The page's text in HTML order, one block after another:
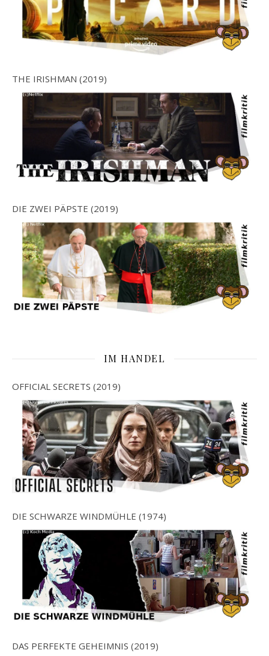
THE IRISHMAN (2019)
DIE ZWEI PÄPSTE (2019)
IM HANDEL
OFFICIAL SECRETS (2019)
DIE SCHWARZE WINDMÜHLE (1974)
DAS PERFEKTE GEHEIMNIS (2019)